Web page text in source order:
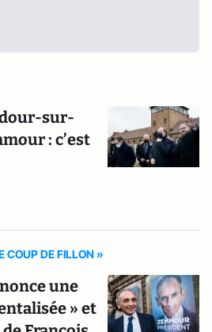
sur-
: c’est
COUP DE FILLON »
une
» et